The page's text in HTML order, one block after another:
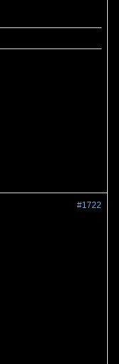
#1722